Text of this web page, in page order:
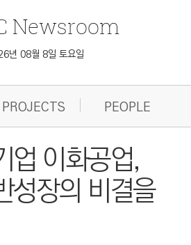
Newsroom
년 08월 8일 토요일
PROJECTS PEOPLE
업 이화공업,
성장의 비결을